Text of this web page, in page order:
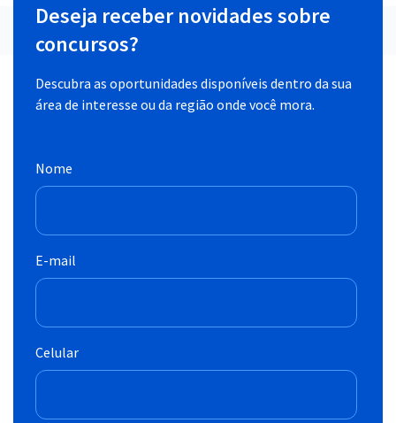
Deseja receber novidades sobre
concursos?
Descubra as oportunidades disponíveis dentro da sua
área de interesse ou da região onde você mora.
Nome
E-mail
Celular